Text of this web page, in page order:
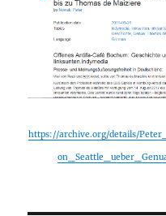
https://archive.org/details/